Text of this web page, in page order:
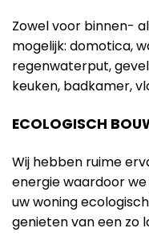
Zowel voor binnen-
mogelijk: domotica,
regenwaterput,
keuken, badkamer,
ECOLOGISCH
Wij hebben ruime
energie waardoor
uw woning
genieten van een zo